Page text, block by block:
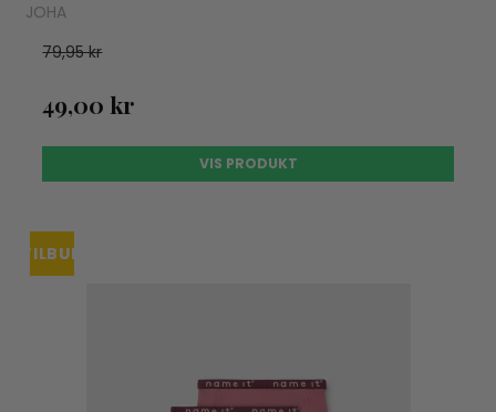
JOHA
79,95 kr
49,00 kr
VIS PRODUKT
TILBUDUDSOLGT